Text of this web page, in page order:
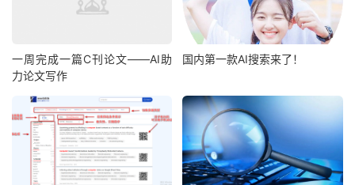
一周完成一篇C刊论文——AI助
力论文写作
国内第一款AI搜索来了！